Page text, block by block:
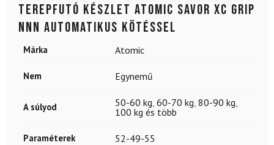
Terepfutó készlet ATOMIC Savor XC Grip
NNN Automatikus kötéssel
Márka Atomic
Nem Egynemű
A súlyod 50-60 kg 60-70 kg 80-90 kg
100 kg és több
Paraméterek 52-49-55